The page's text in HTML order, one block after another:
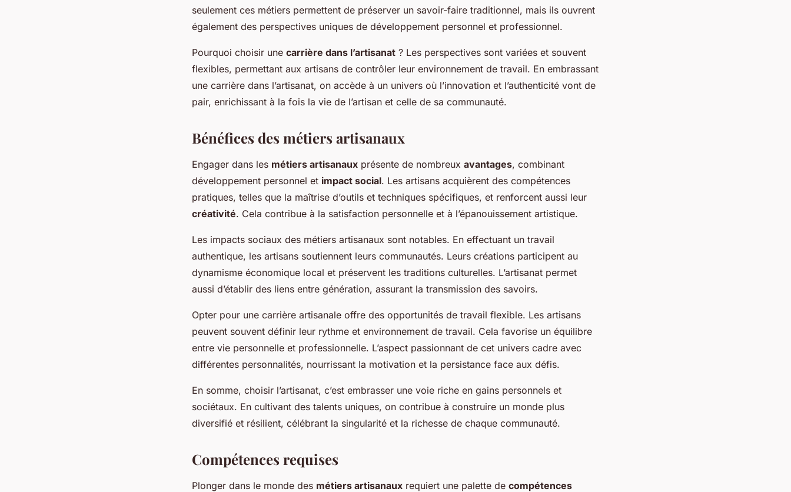
seulement ces métiers permettent de préserver un savoir-faire traditionnel, mais ils ouvrent
également des perspectives uniques de développement personnel et professionnel.
Pourquoi choisir une carrière dans l’artisanat ? Les perspectives sont variées et souvent
flexibles, permettant aux artisans de contrôler leur environnement de travail. En embrassant
une carrière dans l’artisanat, on accède à un univers où l’innovation et l’authenticité vont de
pair, enrichissant à la fois la vie de l’artisan et celle de sa communauté.
Bénéfices des métiers artisanaux
Engager dans les métiers artisanaux présente de nombreux avantages, combinant
développement personnel et impact social. Les artisans acquièrent des compétences
pratiques, telles que la maîtrise d’outils et techniques spécifiques, et renforcent aussi leur
créativité. Cela contribue à la satisfaction personnelle et à l’épanouissement artistique.
Les impacts sociaux des métiers artisanaux sont notables. En effectuant un travail
authentique, les artisans soutiennent leurs communautés. Leurs créations participent au
dynamisme économique local et préservent les traditions culturelles. L’artisanat permet
aussi d’établir des liens entre génération, assurant la transmission des savoirs.
Opter pour une carrière artisanale offre des opportunités de travail flexible. Les artisans
peuvent souvent définir leur rythme et environnement de travail. Cela favorise un équilibre
entre vie personnelle et professionnelle. L’aspect passionnant de cet univers cadre avec
différentes personnalités, nourrissant la motivation et la persistance face aux défis.
En somme, choisir l’artisanat, c’est embrasser une voie riche en gains personnels et
sociétaux. En cultivant des talents uniques, on contribue à construire un monde plus
diversifié et résilient, célébrant la singularité et la richesse de chaque communauté.
Compétences requises
Plonger dans le monde des métiers artisanaux requiert une palette de compétences